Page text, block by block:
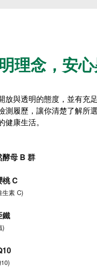
理念，安
放與透明的態度，並有充
測履歷，讓你清楚了解所
健康生活。
酵母 B 群
C
生素 C)
鐵
)
)